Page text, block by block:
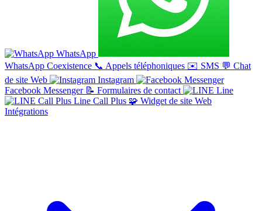
WhatsApp
WhatsApp Coexistence 📞 Appels téléphoniques ✉️ SMS 💬 Chat
de site Web
Instagram
Facebook Messenger 📝 Formulaires de contact
Line
Line Call Plus 🧩 Widget de site Web
Intégrations